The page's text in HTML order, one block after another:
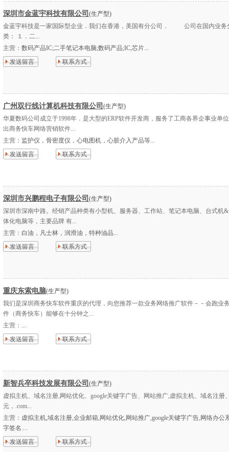
深圳市金蓝宇科技有限公司 (生产型)
金蓝宇科技是一家国际型企业．我们在香港，美国有分公司． 公司在国内业务
类： １．二...
主营： 数码产品IC;二手笔记本电脑;数码产品;IC,芯片...
发送留言
联系方式
广州双行线计算机科技有限公司 (生产型)
华夏数码公司成立于1998年．是大型的ERP软件开发商，服务了工商各界企事业单
出商务快车网络营销软件...
主营： 监护仪，骨密度仪，心电图机，心脏介入产品等...
发送留言
联系方式
深圳市兴鹏程电子有限公司 (生产型)
深圳市深南中路。经销产品种类有小型机、服务器、工作站、笔记本电脑、台式机
体化电脑等，主要品牌 有...
主营： 白油，凡士林，润滑油，特种油品...
发送留言
联系方式
重庆东索电脑(生产型)
我们是深圳商务快车软件重庆的代理，向您推荐一款业务网络推广软件－－会跑业
件（商务快车）能够在十分钟之...
主营： ...
发送留言
联系方式
新智兵卒科技发展有限公司 (生产型)
虚拟主机、域名注册,网站优化、google关键字广告、网站推广,虚拟主机、域名注册
元，.com...
主营： 虚拟主机,域名注册,企业邮箱,网站优化,网站推广,google关键字广告,网络办公
字签名....
发送留言
联系方式